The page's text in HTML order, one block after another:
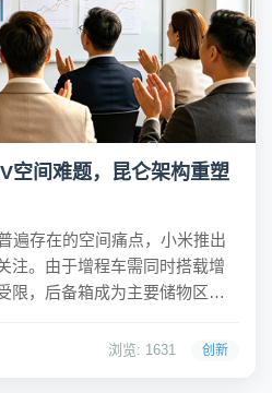
空间难题，昆仑架构重塑
遍存在的空间痛点，小米推出
注。由于增程车需同时搭载增
限，后备箱成为主要储物区，
三排地板凸起，座椅被迫压
浏览: 1631 创新